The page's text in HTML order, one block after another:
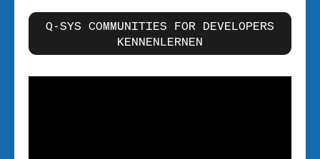
Q-SYS COMMUNITIES FOR DEVELOPERS
KENNENLERNEN